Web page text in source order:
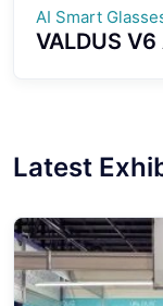
AI Smart
VALDUS V6
Function
Calling
Playback
Waterproof
Smart
Latest